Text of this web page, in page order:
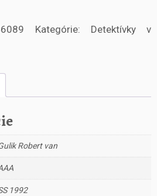
Kategórie: Detektívky v
Robert van
1992